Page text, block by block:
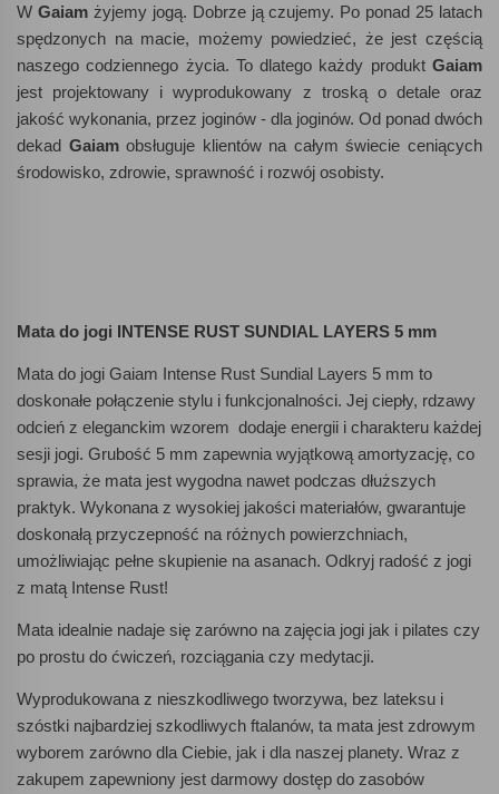
W Gaiamżyjemy jogą. Dobrze ją czujemy. Po ponad 25 latach
spędzonych na macie, możemy powiedzieć, że jest częścią
naszego codziennego życia. To dlatego każdy produkt Gaiam
jest projektowany i wyprodukowany z troską o detale oraz
jakość wykonania, przez joginów - dla joginów. Od ponad dwóch
dekad Gaiamobsługuje klientów na całym świecie ceniących
środowisko, zdrowie, sprawność i rozwój osobisty.
Mata do jogi INTENSE RUST SUNDIAL LAYERS 5 mm
Mata do jogi Gaiam Intense Rust Sundial Layers 5 mm to
doskonałe połączenie stylu i funkcjonalności. Jej ciepły, rdzawy
odcień z eleganckim wzorem dodaje energii i charakteru każdej
sesji jogi. Grubość 5 mm zapewnia wyjątkową amortyzację, co
sprawia, że mata jest wygodna nawet podczas dłuższych
praktyk. Wykonana z wysokiej jakości materiałów, gwarantuje
doskonałą przyczepność na różnych powierzchniach,
umożliwiając pełne skupienie na asanach. Odkryj radość z jogi
z matą Intense Rust!
Mata idealnie nadaje się zarówno na zajęcia jogi jak i pilates czy
po prostu do ćwiczeń, rozciągania czy medytacji.
Wyprodukowana z nieszkodliwego tworzywa, bez lateksu i
szóstki najbardziej szkodliwych ftalanów, ta mata jest zdrowym
wyborem zarówno dla Ciebie, jak i dla naszej planety. Wraz z
zakupem zapewniony jest darmowy dostęp do zasobów